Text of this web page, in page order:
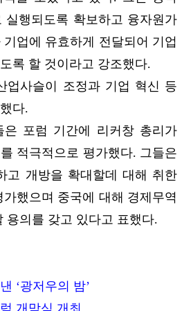
실행되도록 확보하고 융자원가
업에 유효하게 전달되어 기업
록 할 것이라고 강조했다.
업사슬이 조정과 기업 혁신 등
다.
은 포럼 기간에 리커창 총리가
적극적으로 평가했다. 그들은
고 개방을 확대할데 대해 취한
했으며 중국에 대해 경제무역
용의를 갖고 있다고 표했다.
‘광저우의 밤’
개막식 개최